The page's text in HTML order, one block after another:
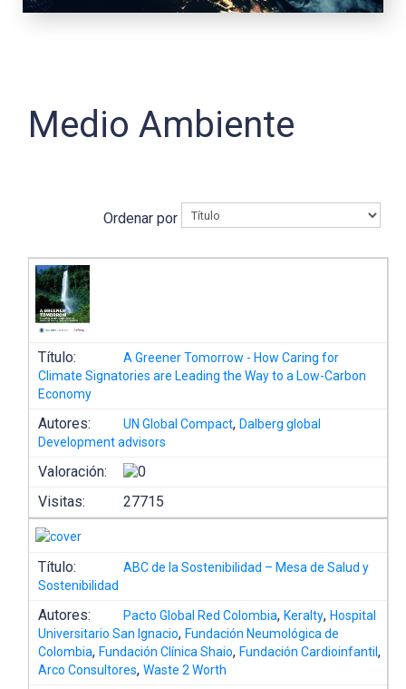
Medio Ambiente
Ordenar por
Título:
A Greener Tomorrow - How Caring for
Climate Signatories are Leading the Way to a Low-Carbon
Economy
Autores: UN Global Compact,Dalberg global
Development advisors
Valoración:
Visitas:
27715
Título:
ABC de la Sostenibilidad – Mesa de Salud y
Sostenibilidad
Autores: Pacto Global Red Colombia,Keralty,Hospital
Universitario San Ignacio,Fundación Neumológica de
Colombia,Fundación Clínica Shaio,Fundación Cardioinfantil,
Arco Consultores,Waste 2 Worth